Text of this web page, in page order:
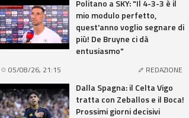
Politano a SKY: "Il 4-3-3 è il
mio modulo perfetto,
quest'anno voglio segnare di
più! De Bruyne ci dà
entusiasmo"
05/08/26, 21:15 REDAZIONE
Dalla Spagna: il Celta Vigo
tratta con Zeballos e il Boca!
Prossimi giorni decisivi